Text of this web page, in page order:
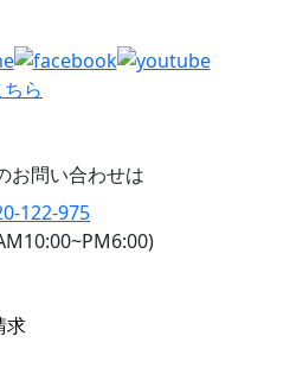
ら
お問い合わせは
122-975
求